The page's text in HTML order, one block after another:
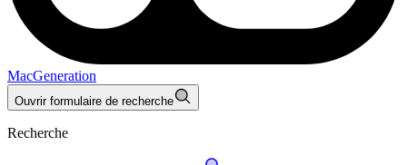
MacGeneration
Ouvrir formulaire de recherche
Recherche